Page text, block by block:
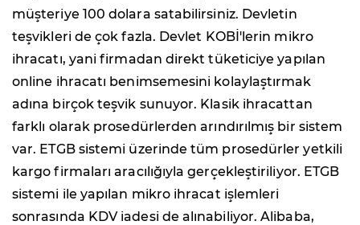
müşteriye 100 dolara satabilirsiniz. Devletin
teşvikleri de çok fazla. Devlet KOBİ'lerin mikro
ihracatı, yani firmadan direkt tüketiciye yapılan
online ihracatı benimsemesini kolaylaştırmak
adına birçok teşvik sunuyor. Klasik ihracattan
farklı olarak prosedürlerden arındırılmış bir sistem
var. ETGB sistemi üzerinde tüm prosedürler yetkili
kargo firmaları aracılığıyla gerçekleştiriliyor. ETGB
sistemi ile yapılan mikro ihracat işlemleri
sonrasında KDV iadesi de alınabiliyor. Alibaba,